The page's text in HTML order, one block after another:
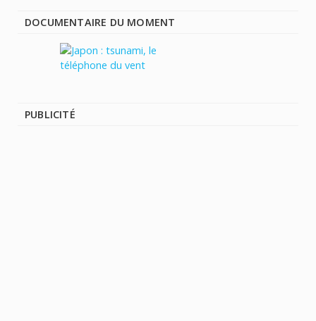
DOCUMENTAIRE DU MOMENT
PUBLICITÉ